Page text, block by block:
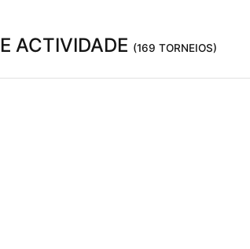
ACTIVIDADE (169 TORNEIOS)